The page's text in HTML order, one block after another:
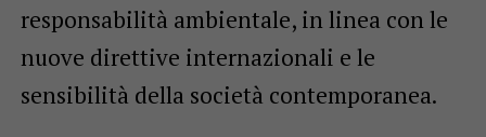
responsabilità ambientale, in linea con le
nuove direttive internazionali e le
sensibilità della società contemporanea.